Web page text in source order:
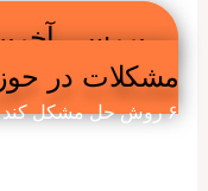
بررسی
مشکلات در
۶ روش حل مشکل کند